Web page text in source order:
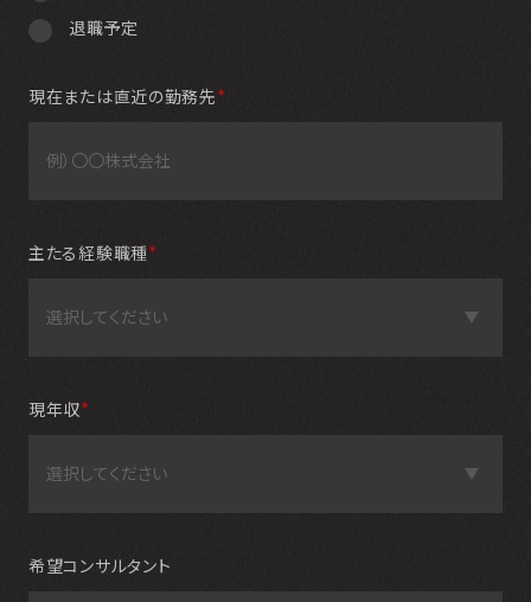
退職予定
現在または直近の勤務先 ＊
主たる経験職種 ＊
現年収＊
希望コンサルタント